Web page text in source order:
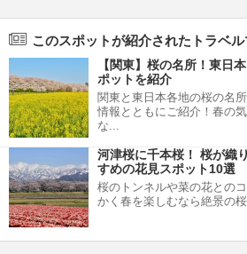
このスポットが紹介されたトラベ
【関東】桜の名所！東日
ポットを紹介
関東と東日本各地の桜の名
情報とともにご紹介！春の
な...
河津桜に千本桜！ 桜が織
すめの花見スポット10選
桜のトンネルや菜の花との
かく春を楽しむなら絶景の